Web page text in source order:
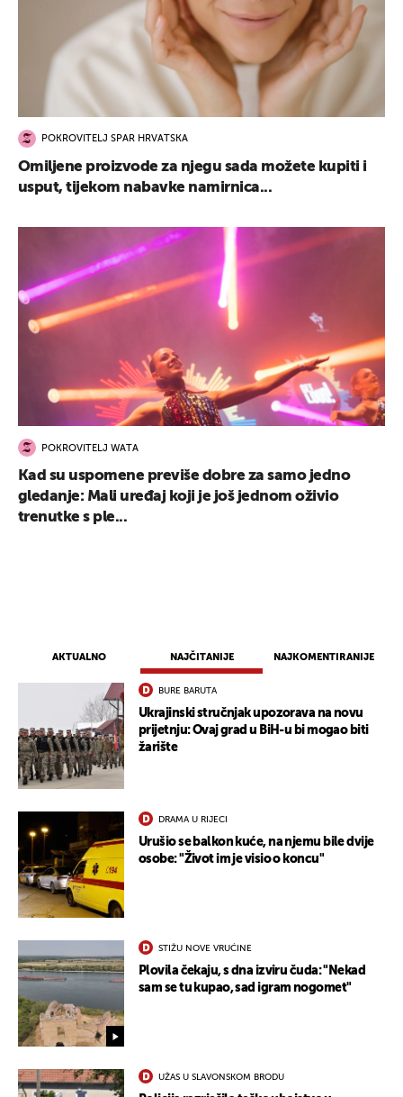
AKTUALNO NAJČITANIJE NAJKOMENTIRANIJE
BURE BARUTA
Ukrajinski stručnjak upozorava na novu
prijetnju: Ovaj grad u BiH-u bi mogao biti
žarište
DRAMA U RIJECI
Urušio se balkon kuće, na njemu bile dvije
osobe: "Život im je visio o koncu"
STIŽU NOVE VRUĆINE
Plovila čekaju, s dna izviru čuda: "Nekad
sam se tu kupao, sad igram nogomet"
UŽAS U SLAVONSKOM BRODU
POKROVITELJ SPAR HRVATSKA
Omiljene proizvode za njegu sada možete kupiti i
usput, tijekom nabavke namirnica...
POKROVITELJ WATA
Kad su uspomene previše dobre za samo jedno
gledanje: Mali uređaj koji je još jednom oživio
trenutke s ple...